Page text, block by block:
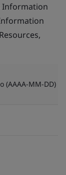
Information
(AAAA-MM-DD)